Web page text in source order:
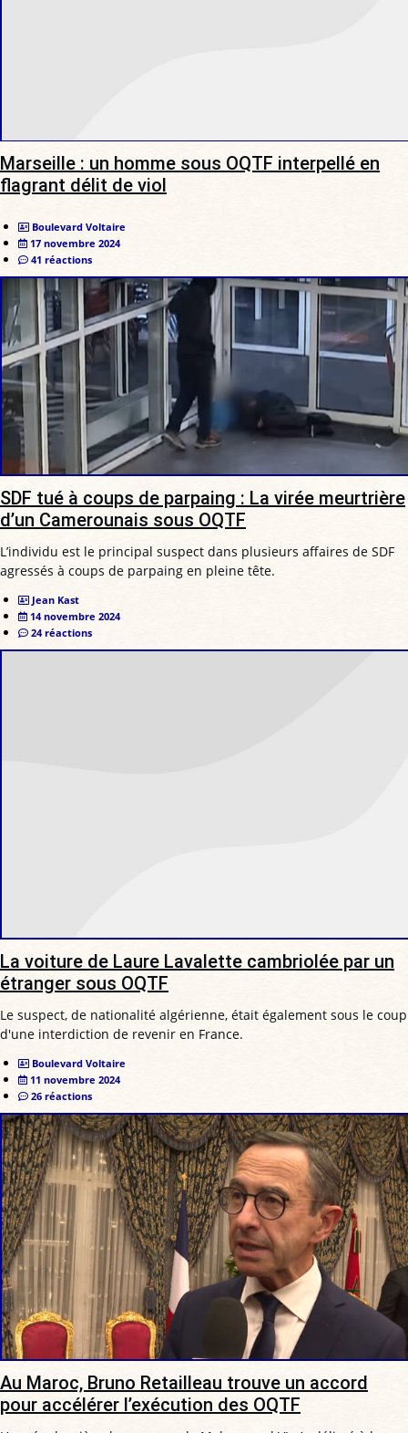
Marseille : un homme sous OQTF interpellé en
flagrant délit de viol
Boulevard Voltaire
17 novembre 2024
41 réactions
SDF tué à coups de parpaing : La virée meurtrière
d’un Camerounais sous OQTF
L’individu est le principal suspect dans plusieurs affaires de SDF
agressés à coups de parpaing en pleine tête.
Jean Kast
14 novembre 2024
24 réactions
La voiture de Laure Lavalette cambriolée par un
étranger sous OQTF
Le suspect, de nationalité algérienne, était également sous le coup
d'une interdiction de revenir en France.
Boulevard Voltaire
11 novembre 2024
26 réactions
Au Maroc, Bruno Retailleau trouve un accord
pour accélérer l’exécution des OQTF